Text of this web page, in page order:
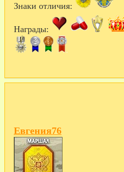
Знаки отличия:
Награды:
Евгения76